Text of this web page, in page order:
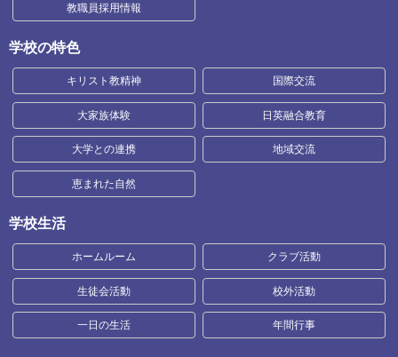
教職員採用情報
学校の特色
キリスト教精神 国際交流
大家族体験 日英融合教育
大学との連携 地域交流
恵まれた自然
学校生活
ホームルーム クラブ活動
生徒会活動 校外活動
一日の生活 年間行事